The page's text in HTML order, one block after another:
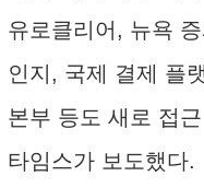
유로클리어, 뉴욕
인지, 국제 결제 플
본부 등도 새로 접
타임스가 보도했다.